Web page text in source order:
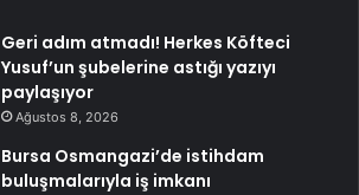
Geri adım atmadı! Herkes Köfteci
Yusuf’un şubelerine astığı yazıyı
paylaşıyor
Ağustos 8, 2026
Bursa Osmangazi’de istihdam
buluşmalarıyla iş imkanı